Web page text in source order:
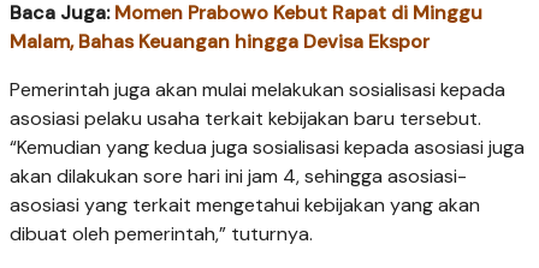
Baca Juga:Momen Prabowo Kebut Rapat di Minggu
Malam, Bahas Keuangan hingga Devisa Ekspor
Pemerintah juga akan mulai melakukan sosialisasi kepada
asosiasi pelaku usaha terkait kebijakan baru tersebut.
“Kemudian yang kedua juga sosialisasi kepada asosiasi juga
akan dilakukan sore hari ini jam 4, sehingga asosiasi-
asosiasi yang terkait mengetahui kebijakan yang akan
dibuat oleh pemerintah,” tuturnya.